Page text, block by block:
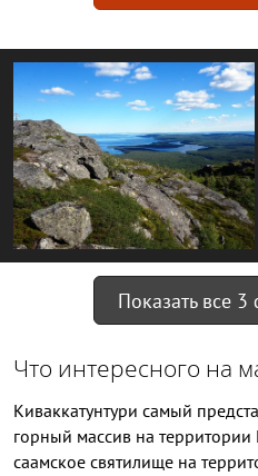
Показать все
Что интересного на
Киваккатунтури самый
горный массив на
саамское святилище на